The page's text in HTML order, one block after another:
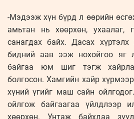
-Мэдээж хүн бүрд л өөрийн
амьтан нь хөөрхөн, ухаалаг,
санагдах байх. Дасах хүртэлх
бидний аав ээж нохойгоо яг
байгаа юм шиг тэгж
болгосон. Хамгийн хайр
хүний үгийг маш сайн
ойлгож байгаагаа үйлдлээр
хөөрхөн. Унтаж байхдаа